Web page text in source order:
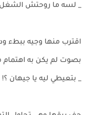
_ لسه ما روحتش
اقترب منها وجيه ببطء
بصوت لم يكن به اهتمام
_ بتعيطي ليه يا جيهان ؟!